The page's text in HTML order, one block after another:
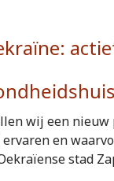
wij een
en
stad